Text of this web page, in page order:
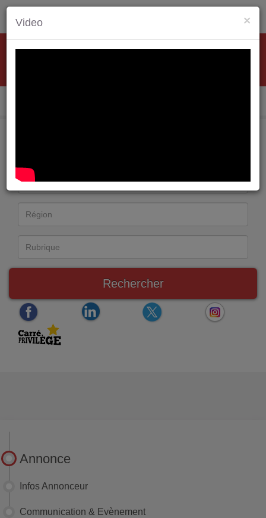
Industrie
Environnement Energie
Rechercher
Annonce
Infos Annonceur
Communication & Evènement
×
Video